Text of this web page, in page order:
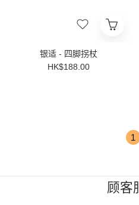
银适 - 四脚拐杖
HK$188.00
1
顾客